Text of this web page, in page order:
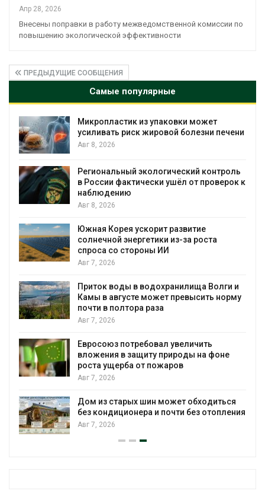
Апр 28, 2026
Внесены поправки в работу межведомственной комиссии по
повышению экологической эффективности
ПРЕДЫДУЩИЕ СООБЩЕНИЯ
Самые популярные
Микропластик из упаковки может
усиливать риск жировой болезни печени
Авг 8, 2026
Региональный экологический контроль
в России фактически ушёл от проверок к
наблюдению
Авг 8, 2026
Южная Корея ускорит развитие
солнечной энергетики из-за роста
спроса со стороны ИИ
Авг 7, 2026
Приток воды в водохранилища Волги и
Камы в августе может превысить норму
почти в полтора раза
Авг 7, 2026
Евросоюз потребовал увеличить
вложения в защиту природы на фоне
роста ущерба от пожаров
Авг 7, 2026
Дом из старых шин может обходиться
без кондиционера и почти без отопления
Авг 7, 2026